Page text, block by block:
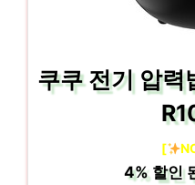
쿠쿠 전기 압
[
4%할인